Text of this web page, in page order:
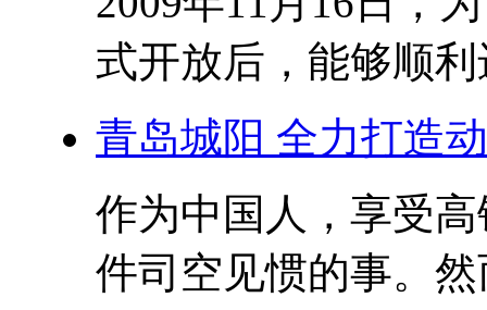
式开放后，能够顺
青岛城阳 全力打造
作为中国人，享受
件司空见惯的事。